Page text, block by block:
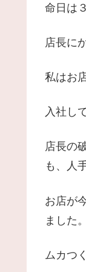
命日は
店長に
私はお
入社し
店長の
も、人
お店が
ました。
ムカつ